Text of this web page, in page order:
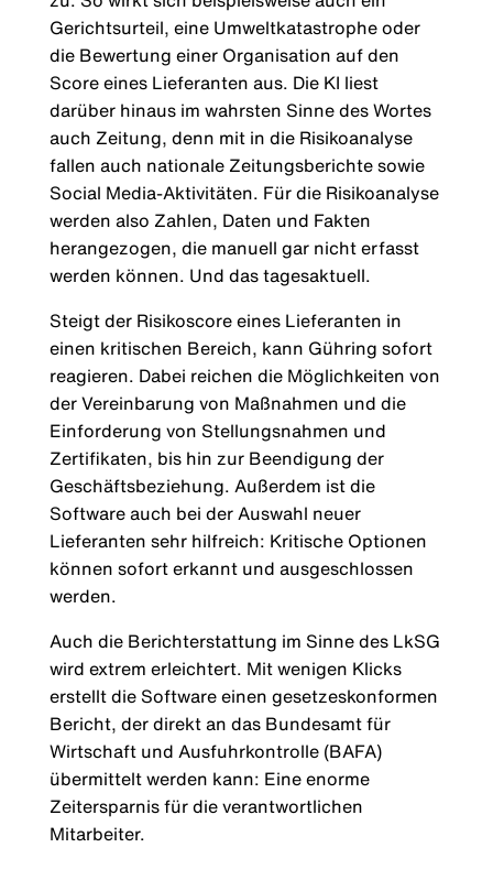
Gerichtsurteil, eine Umweltkatastrophe oder
die Bewertung einer Organisation auf den
Score eines Lieferanten aus. Die KI liest
darüber hinaus im wahrsten Sinne des Wortes
auch Zeitung, denn mit in die Risikoanalyse
fallen auch nationale Zeitungsberichte sowie
Social Media-Aktivitäten. Für die Risikoanalyse
werden also Zahlen, Daten und Fakten
herangezogen, die manuell gar nicht erfasst
werden können. Und das tagesaktuell.
Steigt der Risikoscore eines Lieferanten in
einen kritischen Bereich, kann Gühring sofort
reagieren. Dabei reichen die Möglichkeiten von
der Vereinbarung von Maßnahmen und die
Einforderung von Stellungsnahmen und
Zertifikaten, bis hin zur Beendigung der
Geschäftsbeziehung. Außerdem ist die
Software auch bei der Auswahl neuer
Lieferanten sehr hilfreich: Kritische Optionen
können sofort erkannt und ausgeschlossen
werden.
Auch die Berichterstattung im Sinne des LkSG
wird extrem erleichtert. Mit wenigen Klicks
erstellt die Software einen gesetzeskonformen
Bericht, der direkt an das Bundesamt für
Wirtschaft und Ausfuhrkontrolle (BAFA)
übermittelt werden kann: Eine enorme
Zeitersparnis für die verantwortlichen
Mitarbeiter.